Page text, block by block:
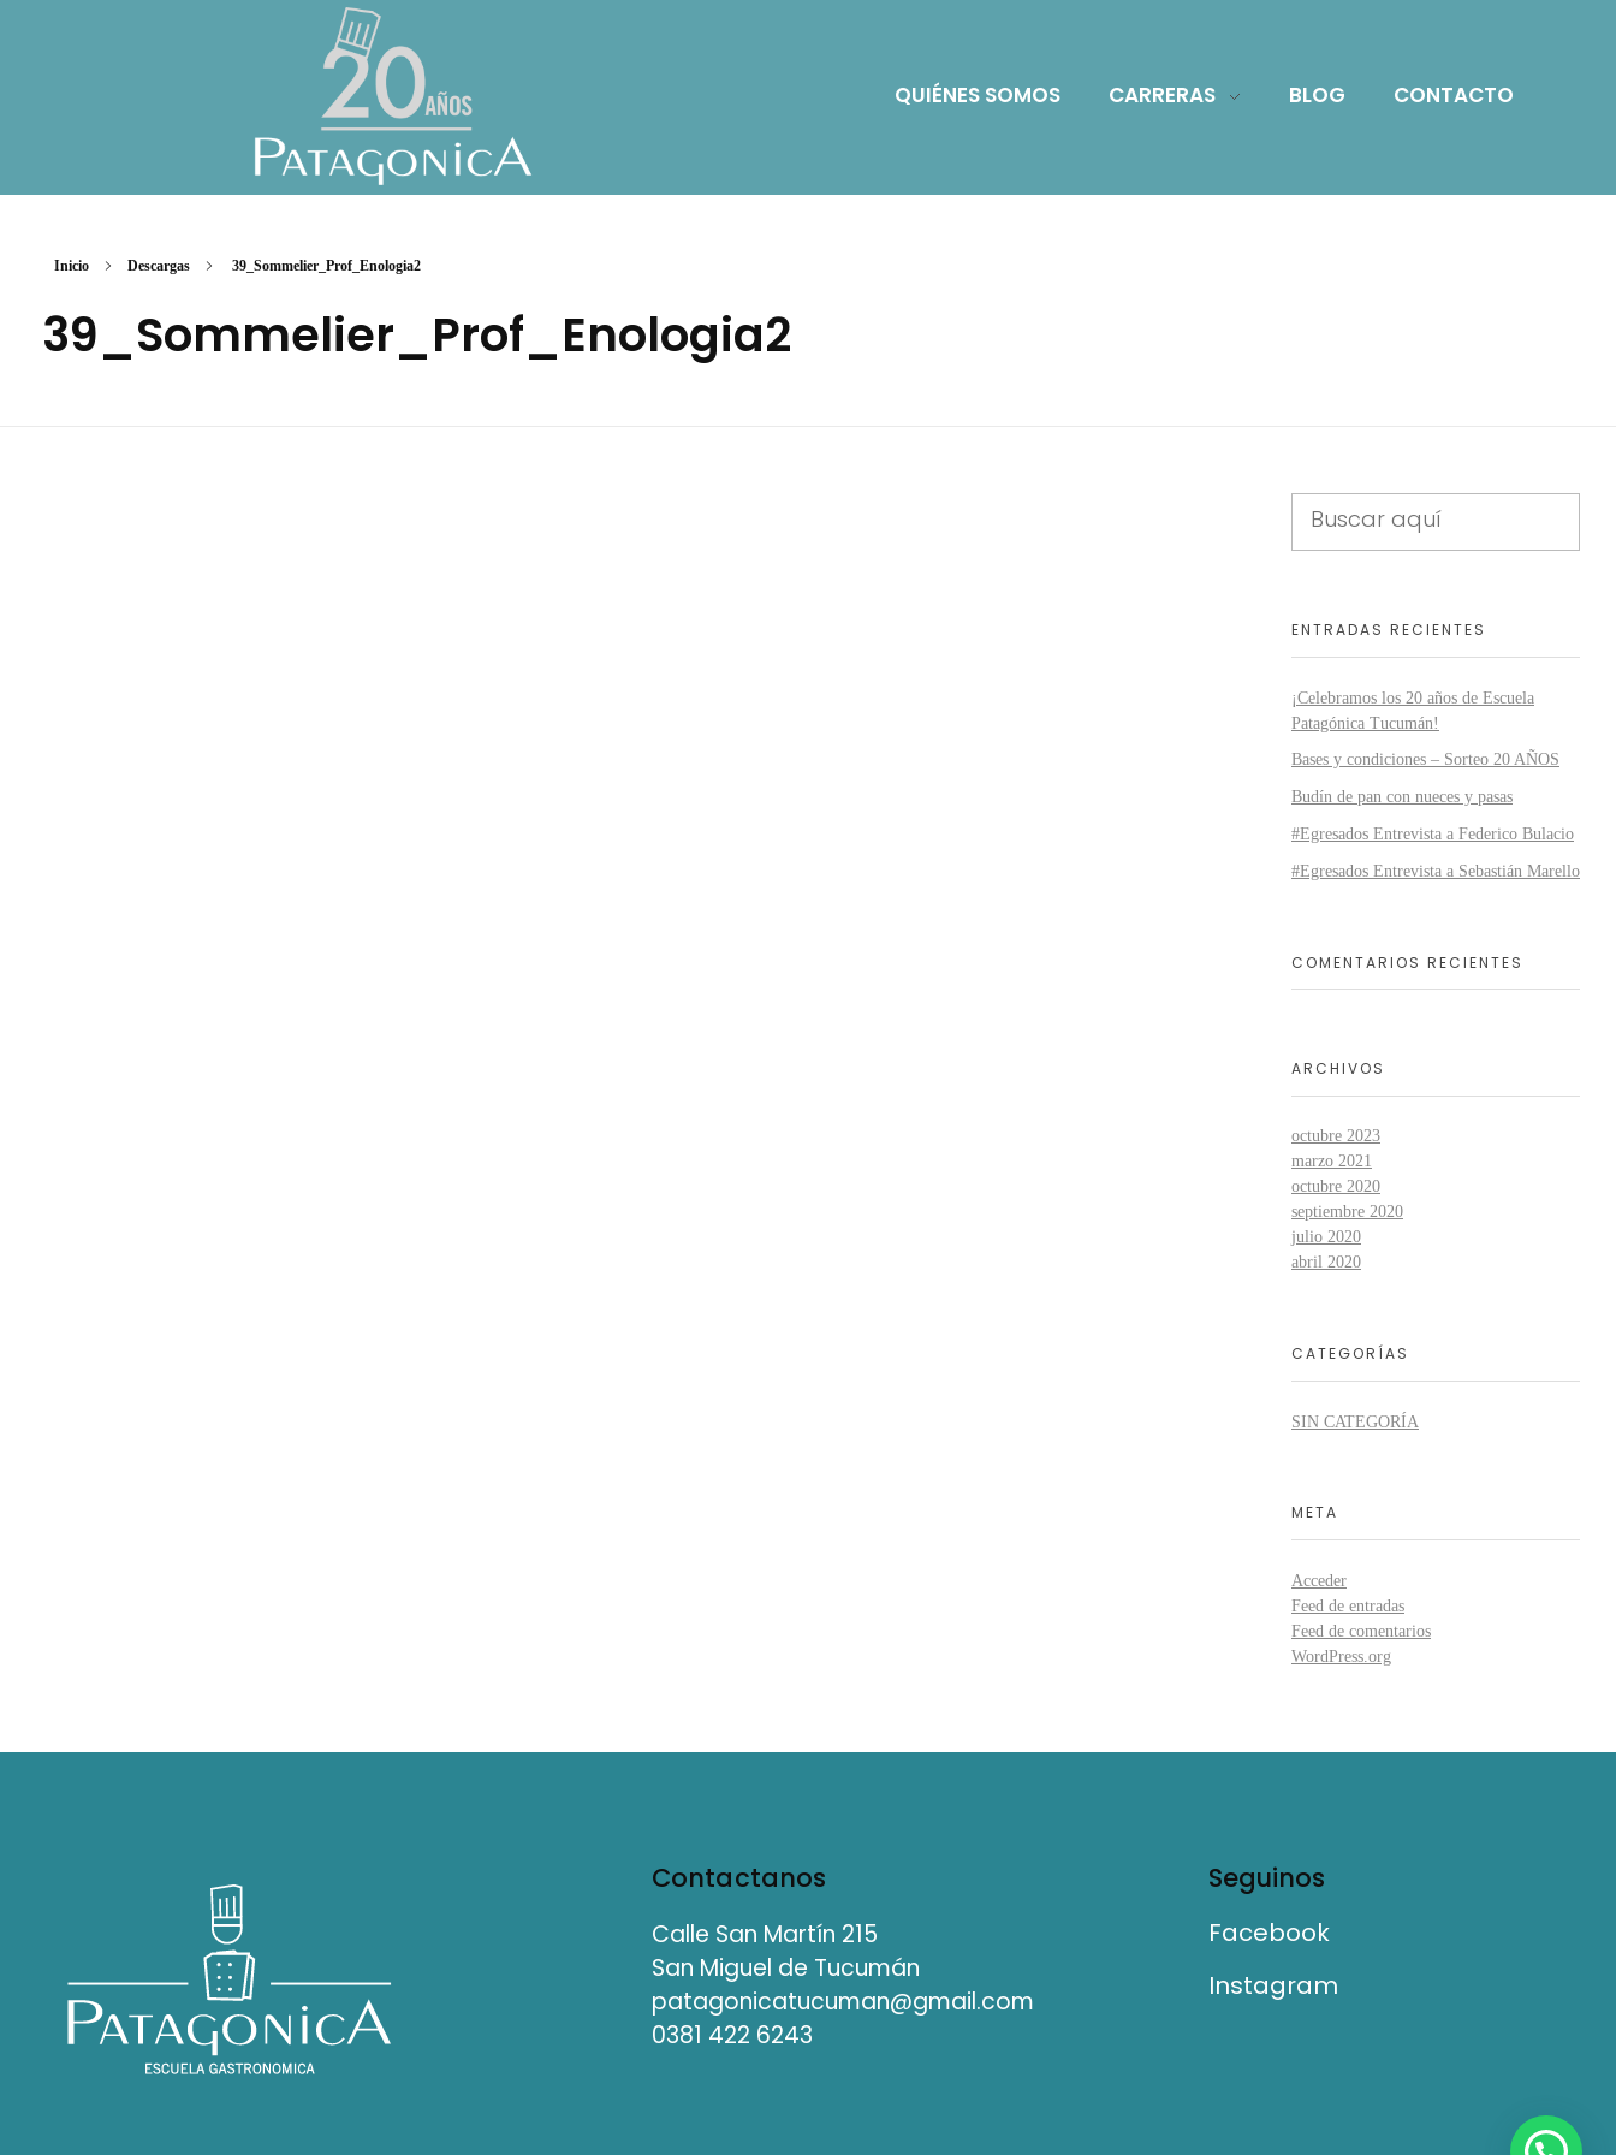
QUIÉNES SOMOS CARRERAS BLOG CONTACTO
Inicio Descargas 39_Sommelier_Prof_Enologia2
39_Sommelier_Prof_Enologia2
ENTRADAS RECIENTES
¡Celebramos los 20 años de Escuela
Patagónica Tucumán!
Bases y condiciones – Sorteo 20 AÑOS
Budín de pan con nueces y pasas
#Egresados Entrevista a Federico Bulacio
#Egresados Entrevista a Sebastián Marello
COMENTARIOS RECIENTES
ARCHIVOS
octubre 2023
marzo 2021
octubre 2020
septiembre 2020
julio 2020
abril 2020
CATEGORÍAS
SIN CATEGORÍA
META
Acceder
Feed de entradas
Feed de comentarios
WordPress.org
Contactanos
Calle San Martín 215
San Miguel de Tucumán
patagonicatucuman@gmail.com
0381 422 6243
Seguinos
Facebook
Instagram